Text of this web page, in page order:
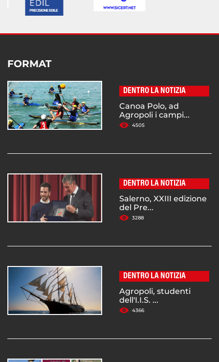
FORMAT
DENTRO LA NOTIZIA
Canoa Polo, ad
Agropoli i campi...
4505
DENTRO LA NOTIZIA
Salerno, XXIII edizione
del Pre...
3288
DENTRO LA NOTIZIA
Agropoli, studenti
dell'I.I.S. ...
4366